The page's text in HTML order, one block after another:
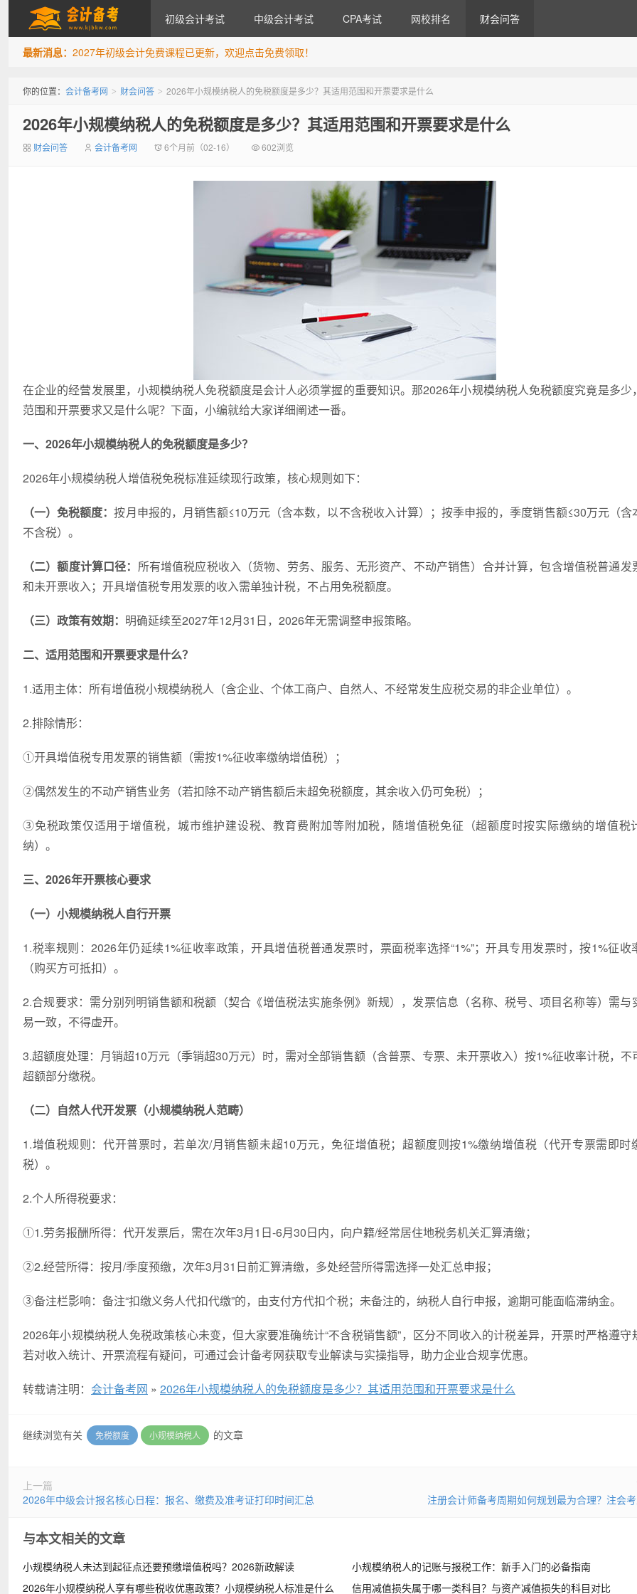
初级会计考试 中级会计考试 CPA考试 网校排名 财会问答
最新消息： 2027年初级会计免费课程已更新，欢迎点击免费领取！
你的位置： 会计备考网 > 财会问答 > 2026年小规模纳税人的免税额度是多少？其适用范围和开票要求是什么
2026年小规模纳税人的免税额度是多少？其适用范围和开票要求是什么
财会问答 会计备考网 6个月前（02-16） 602浏览
在企业的经营发展里，小规模纳税人免税额度是会计人必须掌握的重要知识。那2026年小规模纳税人免税额度究竟是多少
范围和开票要求又是什么呢？下面，小编就给大家详细阐述一番。
一、2026年小规模纳税人的免税额度是多少？
2026年小规模纳税人增值税免税标准延续现行政策，核心规则如下：
（一）免税额度：按月申报的，月销售额≤10万元（含本数，以不含税收入计算）；按季申报的，季度销售额≤30万元（含
不含税）。
（二）额度计算口径： 所有增值税应税收入（货物、劳务、服务、无形资产、不动产销售）合并计算，包含增值税普通发
和未开票收入；开具增值税专用发票的收入需单独计税，不占用免税额度。
（三）政策有效期： 明确延续至2027年12月31日，2026年无需调整申报策略。
二、 适用范围和开票要求是什么？
1.适用主体：所有增值税小规模纳税人（含企业、个体工商户、自然人、不经常发生应税交易的非企业单位）。
2.排除情形：
①开具增值税专用发票的销售额（需按1%征收率缴纳增值税）；
②偶然发生的不动产销售业务（若扣除不动产销售额后未超免税额度，其余收入仍可免税）；
③免税政策仅适用于增值税，城市维护建设税、教育费附加等附加税，随增值税免征（超额度时按实际缴纳的增值税
纳）。
三、2026年开票核心要求
（一）小规模纳税人自行开票
1.税率规则：2026年仍延续1%征收率政策，开具增值税普通发票时，票面税率选择“1%”；开具专用发票时，按1%征收
（购买方可抵扣）。
2.合规要求：需分别列明销售额和税额（契合《增值税法实施条例》新规），发票信息（名称、税号、项目名称等）需与
易一致，不得虚开。
3.超额度处理：月销超10万元（季销超30万元）时，需对全部销售额（含普票、专票、未开票收入）按1%征收率计税，不
超额部分缴税。
（二）自然人代开发票（小规模纳税人范畴）
1.增值税规则：代开普票时，若单次/月销售额未超10万元，免征增值税；超额度则按1%缴纳增值税（代开专票需即时
税）。
2.个人所得税要求：
①1.劳务报酬所得：代开发票后，需在次年3月1日-6月30日内，向户籍/经常居住地税务机关汇算清缴；
②2.经营所得：按月/季度预缴，次年3月31日前汇算清缴，多处经营所得需选择一处汇总申报；
③备注栏影响：备注“扣缴义务人代扣代缴”的，由支付方代扣个税；未备注的，纳税人自行申报，逾期可能面临滞纳金。
2026年小规模纳税人免税政策核心未变，但大家要准确统计“不含税销售额”，区分不同收入的计税差异，开票时严格遵守
若对收入统计、开票流程有疑问，可通过会计备考网获取专业解读与实操指导，助力企业合规享优惠。
转载请注明： 会计备考网 » 2026年小规模纳税人的免税额度是多少？其适用范围和开票要求是什么
继续浏览有关 免税额度 小规模纳税人 的文章
上一篇
2026年中级会计报名核心日程：报名、缴费及准考证打印时间汇总
注册会计师备考周期如何规划最为合理？注会
与本文相关的文章
小规模纳税人未达到起征点还要预缴增值税吗？2026新政解读
小规模纳税人的记账与报税工作：新手入门的必备指南
2026年小规模纳税人享有哪些税收优惠政策？小规模纳税人标准是什么
信用减值损失属于哪一类科目？与资产减值损失的科目对比